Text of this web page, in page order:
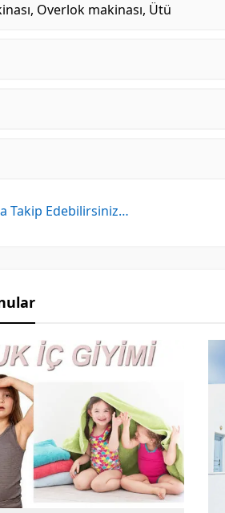
Overlok makinası, Ütü
Takip Edebilirsiniz…